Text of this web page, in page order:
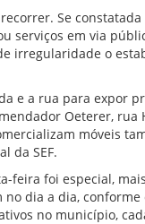
Se
serviços em via
irregularidade o
e a rua para expor
Oeterer,
móveis
da SEF.
feira foi especial,
dia a dia, conforme
no município,